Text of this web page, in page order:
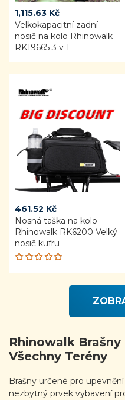
1,115.63 Kč
Velkokapacitní zadní
nosič na kolo Rhinowalk
RK19665 3 v 1
461.52 Kč
Nosná taška na kolo
Rhinowalk RK6200 Velký
nosič kufru
Rated
Rhinowalk
Všechny Terény
Brašny určené pro
nezbytný prvek vybavení